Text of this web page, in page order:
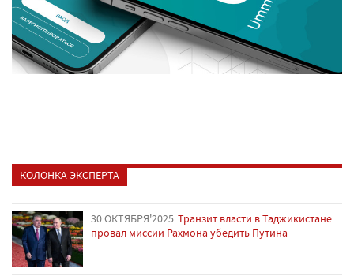
КОЛОНКА ЭКСПЕРТА
30 ОКТЯБРЯ'2025 Транзит власти в Таджикистане:
провал миссии Рахмона убедить Путина